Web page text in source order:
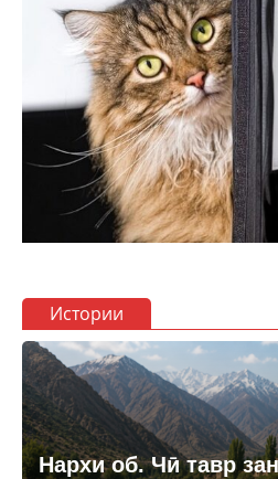
Истории
Нархи об. Чӣ тавр